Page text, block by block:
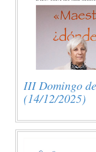
III Domingo
(14/12/2025)